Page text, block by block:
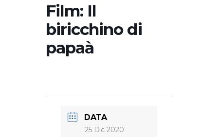
Film: Il
biricchino di
papaà
DATA
25 Dic 2020